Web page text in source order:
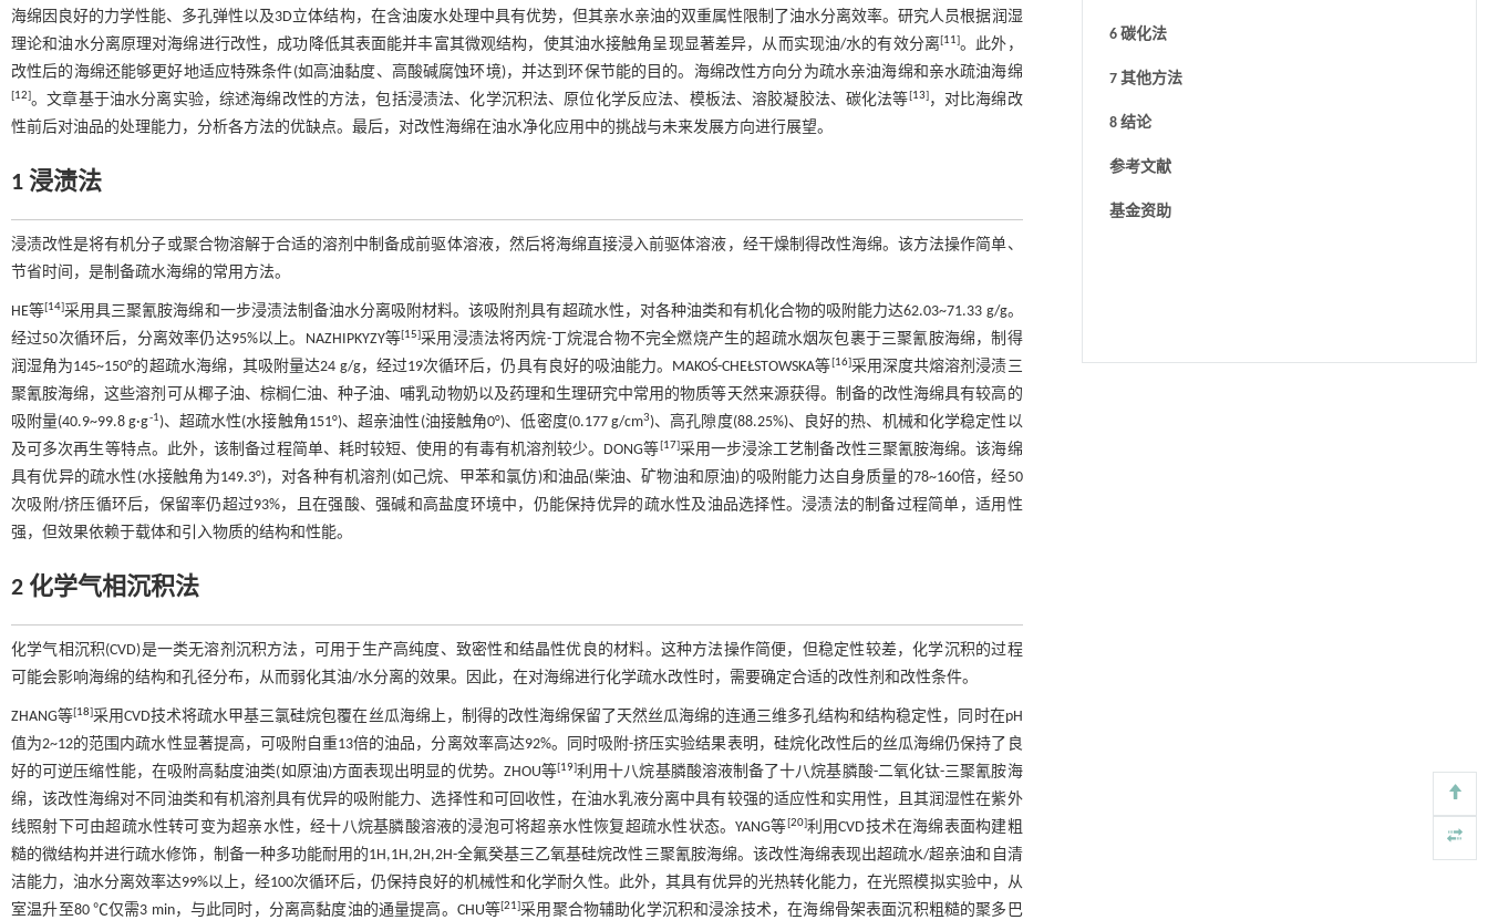
海绵因良好的力学性能、多孔弹性以及3D立体结构，在含油废水处理中具有优势，但其亲水亲油的双重属性限制了油水分离效率。研究人员根据润湿
理论和油水分离原理对海绵进行改性，成功降低其表面能并丰富其微观结构，使其油水接触角呈现显著差异，从而实现油/水的有效分离[11]。此外，
改性后的海绵还能够更好地适应特殊条件(如高油黏度、高酸碱腐蚀环境)，并达到环保节能的目的。海绵改性方向分为疏水亲油海绵和亲水疏油海绵
[12]。文章基于油水分离实验，综述海绵改性的方法，包括浸渍法、化学沉积法、原位化学反应法、模板法、溶胶凝胶法、碳化法等[13]，对比海绵改
性前后对油品的处理能力，分析各方法的优缺点。最后，对改性海绵在油水净化应用中的挑战与未来发展方向进行展望。
1 浸渍法
浸渍改性是将有机分子或聚合物溶解于合适的溶剂中制备成前驱体溶液，然后将海绵直接浸入前驱体溶液，经干燥制得改性海绵。该方法操作简单、
节省时间，是制备疏水海绵的常用方法。
HE等[14]采用具三聚氰胺海绵和一步浸渍法制备油水分离吸附材料。该吸附剂具有超疏水性，对各种油类和有机化合物的吸附能力达62.03~71.33 g/g。
经过50次循环后，分离效率仍达95%以上。NAZHIPKYZY等[15]采用浸渍法将丙烷-丁烷混合物不完全燃烧产生的超疏水烟灰包裹于三聚氰胺海绵，制得
润湿角为145~150°的超疏水海绵，其吸附量达24 g/g，经过19次循环后，仍具有良好的吸油能力。MAKOŚ-CHEŁSTOWSKA等[16]采用深度共熔溶剂浸渍三
聚氰胺海绵，这些溶剂可从椰子油、棕榈仁油、种子油、哺乳动物奶以及药理和生理研究中常用的物质等天然来源获得。制备的改性海绵具有较高的
吸附量(40.9~99.8 g·g-1)、超疏水性(水接触角151°)、超亲油性(油接触角0°)、低密度(0.177 g/cm3)、高孔隙度(88.25%)、良好的热、机械和化学稳定性以
及可多次再生等特点。此外，该制备过程简单、耗时较短、使用的有毒有机溶剂较少。DONG等[17]采用一步浸涂工艺制备改性三聚氰胺海绵。该海绵
具有优异的疏水性(水接触角为149.3°)，对各种有机溶剂(如己烷、甲苯和氯仿)和油品(柴油、矿物油和原油)的吸附能力达自身质量的78~160倍，经50
次吸附/挤压循环后，保留率仍超过93%，且在强酸、强碱和高盐度环境中，仍能保持优异的疏水性及油品选择性。浸渍法的制备过程简单，适用性
强，但效果依赖于载体和引入物质的结构和性能。
2 化学气相沉积法
化学气相沉积(CVD)是一类无溶剂沉积方法，可用于生产高纯度、致密性和结晶性优良的材料。这种方法操作简便，但稳定性较差，化学沉积的过程
可能会影响海绵的结构和孔径分布，从而弱化其油/水分离的效果。因此，在对海绵进行化学疏水改性时，需要确定合适的改性剂和改性条件。
ZHANG等[18]采用CVD技术将疏水甲基三氯硅烷包覆在丝瓜海绵上，制得的改性海绵保留了天然丝瓜海绵的连通三维多孔结构和结构稳定性，同时在pH
值为2~12的范围内疏水性显著提高，可吸附自重13倍的油品，分离效率高达92%。同时吸附-挤压实验结果表明，硅烷化改性后的丝瓜海绵仍保持了良
好的可逆压缩性能，在吸附高黏度油类(如原油)方面表现出明显的优势。ZHOU等[19]利用十八烷基膦酸溶液制备了十八烷基膦酸-二氧化钛-三聚氰胺海
绵，该改性海绵对不同油类和有机溶剂具有优异的吸附能力、选择性和可回收性，在油水乳液分离中具有较强的适应性和实用性，且其润湿性在紫外
线照射下可由超疏水性转可变为超亲水性，经十八烷基膦酸溶液的浸泡可将超亲水性恢复超疏水性状态。YANG等[20]利用CVD技术在海绵表面构建粗
糙的微结构并进行疏水修饰，制备一种多功能耐用的1H,1H,2H,2H-全氟癸基三乙氧基硅烷改性三聚氰胺海绵。该改性海绵表现出超疏水/超亲油和自清
洁能力，油水分离效率达99%以上，经100次循环后，仍保持良好的机械性和化学耐久性。此外，其具有优异的光热转化能力，在光照模拟实验中，从
室温升至80 ℃仅需3 min，与此同时，分离高黏度油的通量提高。CHU等[21]采用聚合物辅助化学沉积和浸涂技术，在海绵骨架表面沉积粗糙的聚多巴
6 碳化法
7 其他方法
8 结论
参考文献
基金资助